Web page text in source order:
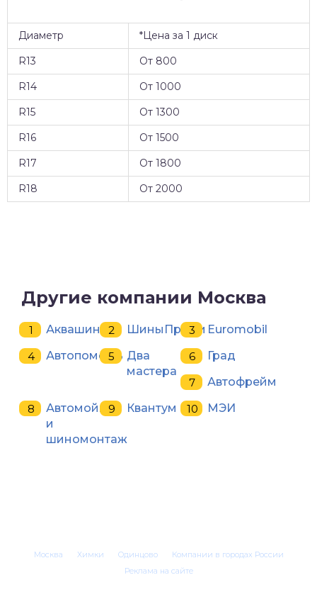
Диаметр
*Цена за 1 диск
R13
От 800
R14
От 1000
R15
От 1300
R16
От 1500
R17
От 1800
R18
От 2000
Другие компании Москва
Аквашинка ШиныПрофи Euromobil
Автопомощь Два
мастера
Град
Автофрейм
Автомойка
и
шиномонтаж
Квантум МЭИ
Москва Химки Одинцово
Компании в городах России
Реклама на сайте